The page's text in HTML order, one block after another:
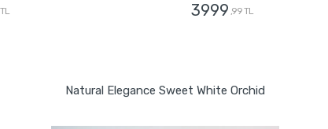
3999 ,99 TL
Natural Elegance Sweet White Orchid